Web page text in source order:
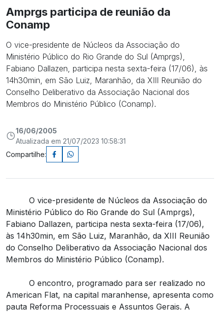
Amprgs participa de reunião da
Conamp
O vice-presidente de Núcleos da Associação do
Ministério Público do Rio Grande do Sul (Amprgs),
Fabiano Dallazen, participa nesta sexta-feira (17/06), às
14h30min, em São Luiz, Maranhão, da XIII Reunião do
Conselho Deliberativo da Associação Nacional dos
Membros do Ministério Público (Conamp).
16/06/2005
Atualizada em 21/07/2023 10:58:31
Compartilhe:
O vice-presidente de Núcleos da Associação do
Ministério Público do Rio Grande do Sul (Amprgs),
Fabiano Dallazen, participa nesta sexta-feira (17/06),
às 14h30min, em São Luiz, Maranhão, da XIII Reunião
do Conselho Deliberativo da Associação Nacional dos
Membros do Ministério Público (Conamp).
O encontro, programado para ser realizado no
American Flat, na capital maranhense, apresenta como
pauta Reforma Processuais e Assuntos Gerais. A